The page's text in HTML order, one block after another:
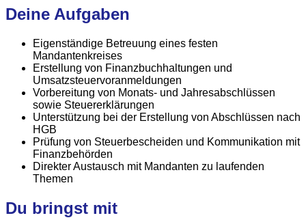
Deine Aufgaben
Eigenständige Betreuung eines festen
Mandantenkreises
Erstellung von Finanzbuchhaltungen und
Umsatzsteuervoranmeldungen
Vorbereitung von Monats- und Jahresabschlüssen
sowie Steuererklärungen
Unterstützung bei der Erstellung von Abschlüssen nach
HGB
Prüfung von Steuerbescheiden und Kommunikation mit
Finanzbehörden
Direkter Austausch mit Mandanten zu laufenden
Themen
Du bringst mit